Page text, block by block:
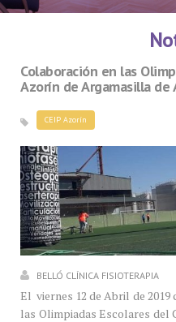
Colaboración en las
Azorín de Argamasilla de
CEIP Azorín
BELLÓ CLÍNICA FISIOTERAPIA
El viernes 12 de Abril de
las Olimpiadas Escolares del